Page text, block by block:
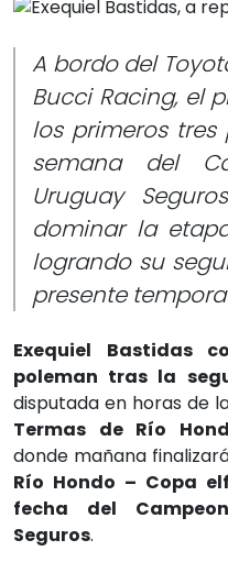
A bordo del
Bucci Racing, el
los primeros
semana del
Uruguay
dominar la
logrando su
presente
Exequiel Bastidas
poleman tras la
disputada en horas de
Termas de Río
donde mañana
Río Hondo – Copa
fecha del
Seguros.